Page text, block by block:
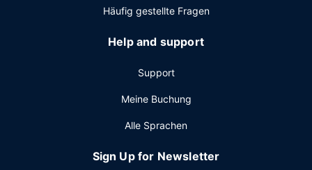
Häufig gestellte Fragen
Help and support
Support
Meine Buchung
Alle Sprachen
Sign Up for Newsletter